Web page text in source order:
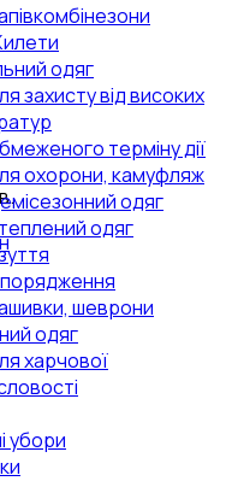
одяг
захисту від високих
терміну дії
охорони, камуфляж
одяг
одяг
шеврони
одяг
харчової
убори